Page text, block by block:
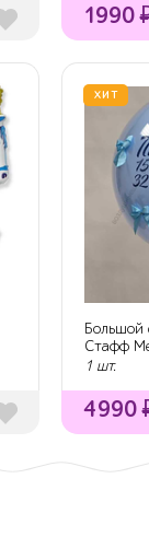
1990
ХИТ
Большой
Стафф
см.
1 шт.
4990